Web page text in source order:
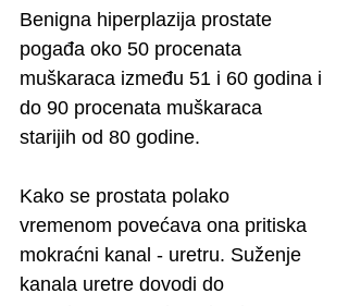
Benigna hiperplazija prostate
pogađa oko 50 procenata
muškaraca između 51 i 60 godina i
do 90 procenata muškaraca
starijih od 80 godine.
Kako se prostata polako
vremenom povećava ona pritiska
mokraćni kanal - uretru. Suženje
kanala uretre dovodi do